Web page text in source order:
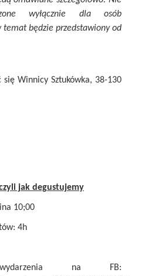
wyłącznie dla osób
temat będzie przedstawiony od
Winnicy Sztukówka, 38-130
jak degustujemy
10;00
4h
na FB: